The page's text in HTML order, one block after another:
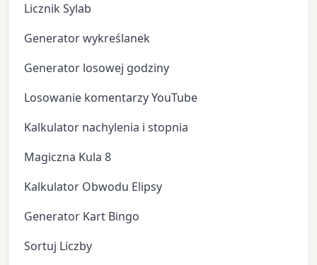
Licznik Sylab
Generator wykreślanek
Generator losowej godziny
Losowanie komentarzy YouTube
Kalkulator nachylenia i stopnia
Magiczna Kula 8
Kalkulator Obwodu Elipsy
Generator Kart Bingo
Sortuj Liczby